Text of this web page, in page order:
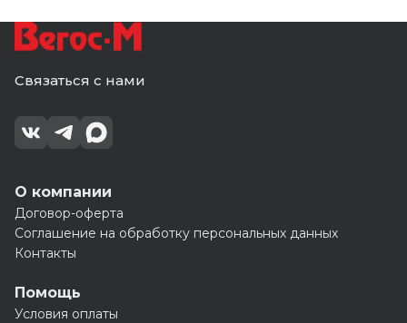
Связаться с нами
О компании
Договор-оферта
Соглашение на обработку персональных данных
Контакты
Помощь
Условия оплаты